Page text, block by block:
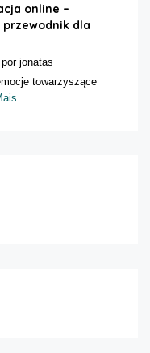
online –
dla
por jonatas
towarzyszące